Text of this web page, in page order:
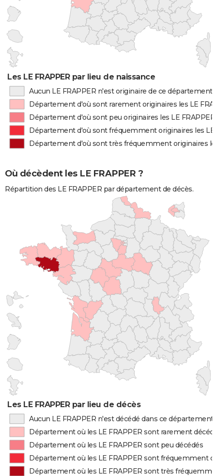
Les LE FRAPPER par lieu de naissance
Aucun LE FRAPPER n'est originaire de ce département
Département d'où sont rarement originaires les LE
Département d'où sont peu originaires les LE FRAPPER
Département d'où sont fréquemment originaires les LE
Département d'où sont très fréquemment originaires
Où décèdent les LE FRAPPER ?
Répartition des LE FRAPPER par département de décès.
Les LE FRAPPER par lieu de décès
Aucun LE FRAPPER n'est décédé dans ce département
Département où les LE FRAPPER sont rarement
Département où les LE FRAPPER sont peu décédés
Département où les LE FRAPPER sont fréquemment
Département où les LE FRAPPER sont très